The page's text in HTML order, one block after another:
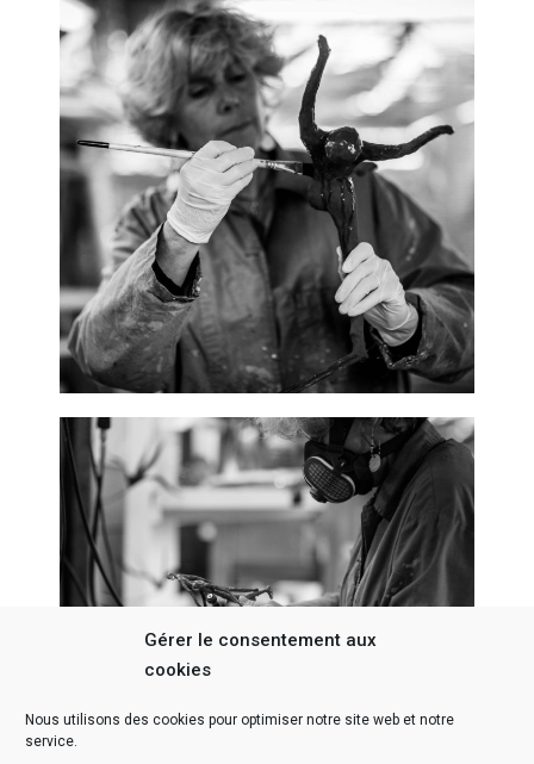
Gérer le consentement aux
cookies
Nous utilisons des cookies pour optimiser notre site web et notre
service.